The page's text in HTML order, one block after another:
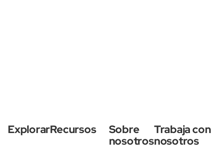
ExplorarRecursos
Sobre
nosotros
Trabaja con
nosotros